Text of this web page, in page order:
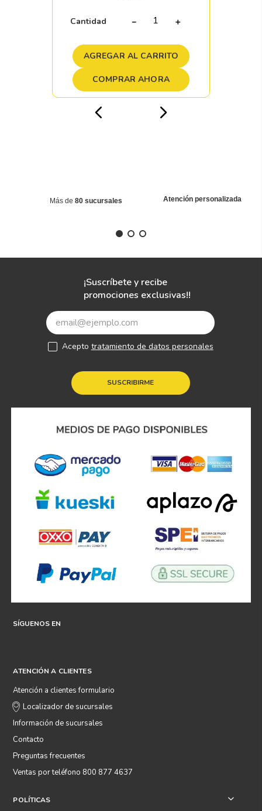
Cantidad ＋
－
AGREGAR AL CARRITO
COMPRAR AHORA
Más de 80 sucursales Atención personalizada
¡Suscríbete y recibe
promociones exclusivas!!
SUSCRIBIRME
Acepto tratamiento de datos personales
SÍGUENOS EN
ATENCIÓN A CLIENTES
Atención a clientes formulario
Localizador de sucursales
Información de sucursales
Contacto
Preguntas frecuentes
Ventas por teléfono 800 877 4637
POLÍTICAS +